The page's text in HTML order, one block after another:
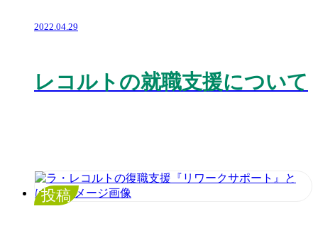
2022.04.29
レコルトの就職支援について
投稿